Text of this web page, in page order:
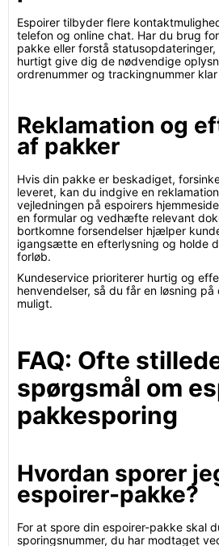
Espoirer tilbyder flere
telefon og online chat. Har du brug
pakke eller forstå
hurtigt give dig de nødvendige
ordrenummer og trackingnummer
Reklamation og
af pakker
Hvis din pakke er beskadiget,
leveret, kan du indgive en
vejledningen på espoirers
en formular og vedhæfte relevant
bortkomne forsendelser hjælper
igangsætte en efterlysning og holde
forløb.
Kundeservice prioriterer hurtig og
henvendelser, så du får en løsning
muligt.
FAQ: Ofte
spørgsmål om
pakkesporing
Hvordan sporer
espoirer-pakke?
For at spore din espoirer-pakke skal
sporingsnummer, du har modtaget